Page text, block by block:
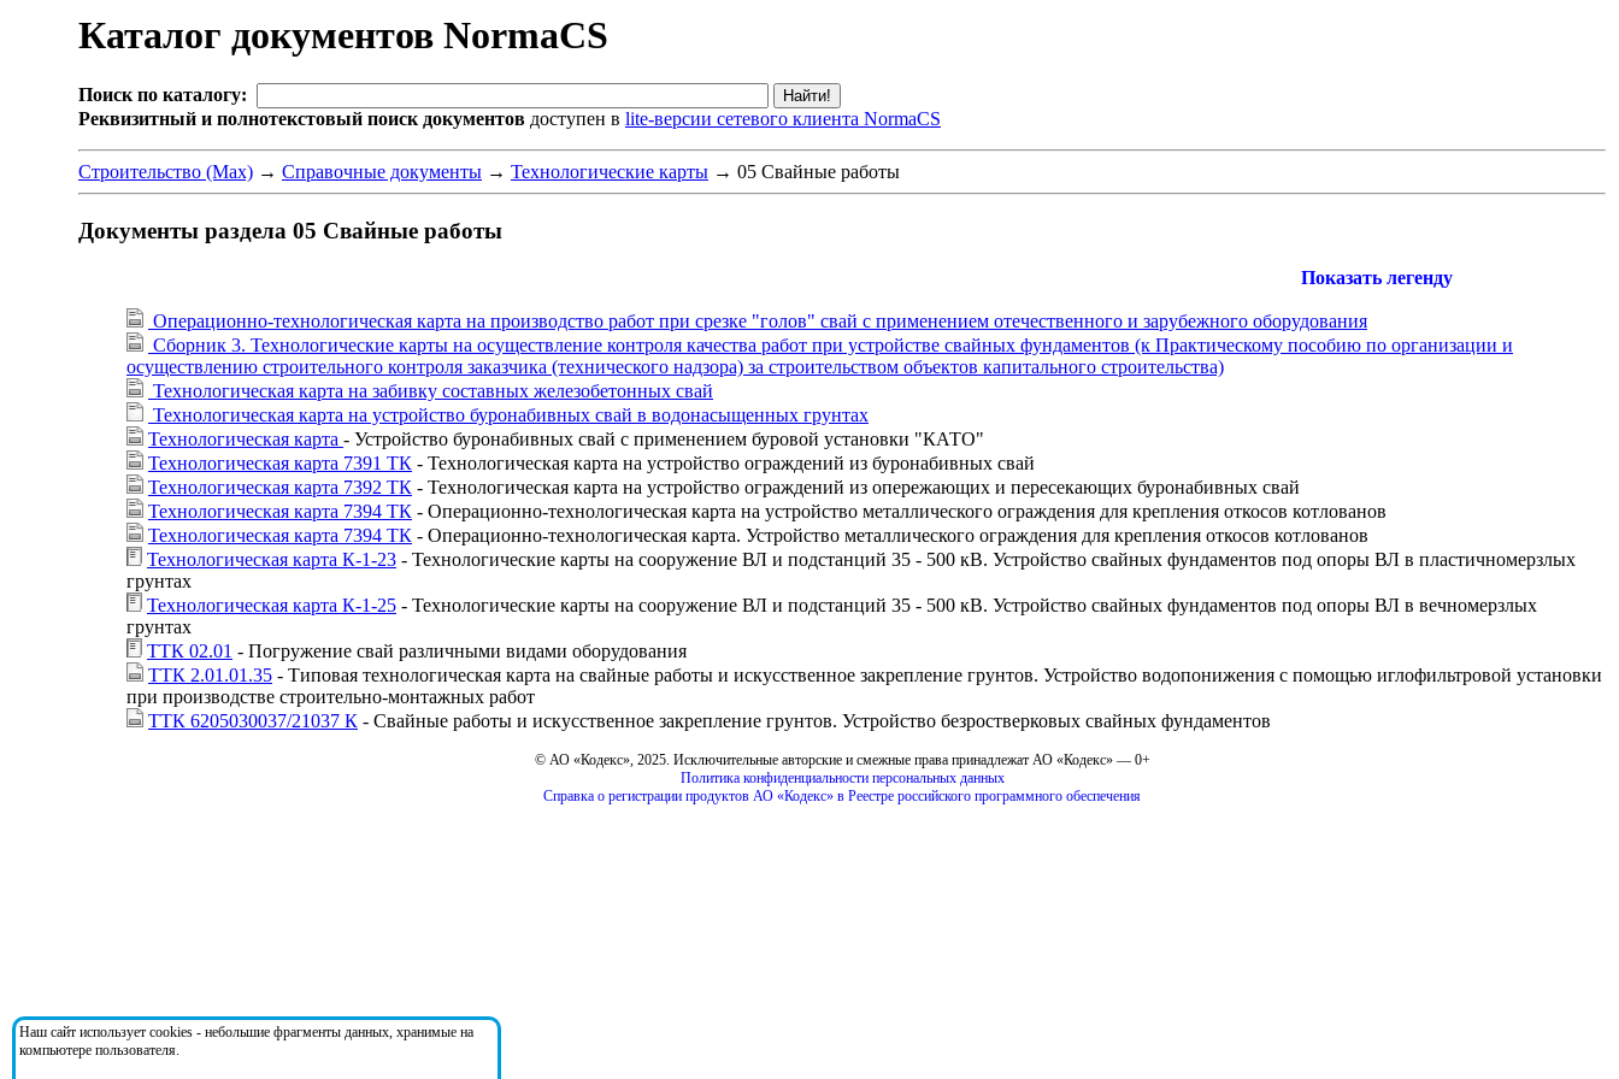
Каталог документов NormaCS
Поиск по каталогу:
Реквизитный и полнотекстовый поиск документов доступен в lite-версии сетевого клиента NormaCS
Строительство (Max) → Справочные документы → Технологические карты → 05 Свайные работы
Документы раздела 05 Свайные работы
Показать легенду
Операционно-технологическая карта на производство работ при срезке "голов" свай с применением отечественного и зарубежного оборудования
Сборник 3. Технологические карты на осуществление контроля качества работ при устройстве свайных фундаментов (к Практическому пособию по организации и
осуществлению строительного контроля заказчика (технического надзора) за строительством объектов капитального строительства)
Технологическая карта на забивку составных железобетонных свай
Технологическая карта на устройство буронабивных свай в водонасыщенных грунтах
Технологическая карта - Устройство буронабивных свай с применением буровой установки "КАТО"
Технологическая карта 7391 ТК - Технологическая карта на устройство ограждений из буронабивных свай
Технологическая карта 7392 ТК - Технологическая карта на устройство ограждений из опережающих и пересекающих буронабивных свай
Технологическая карта 7394 ТК - Операционно-технологическая карта на устройство металлического ограждения для крепления откосов котлованов
Технологическая карта 7394 ТК - Операционно-технологическая карта. Устройство металлического ограждения для крепления откосов котлованов
Технологическая карта К-1-23 - Технологические карты на сооружение ВЛ и подстанций 35 - 500 кВ. Устройство свайных фундаментов под опоры ВЛ в пластичномерзлых
грунтах
Технологическая карта К-1-25 - Технологические карты на сооружение ВЛ и подстанций 35 - 500 кВ. Устройство свайных фундаментов под опоры ВЛ в вечномерзлых
грунтах
ТТК 02.01 - Погружение свай различными видами оборудования
ТТК 2.01.01.35 - Типовая технологическая карта на свайные работы и искусственное закрепление грунтов. Устройство водопонижения с помощью иглофильтровой установки
при производстве строительно-монтажных работ
ТТК 6205030037/21037 К - Свайные работы и искусственное закрепление грунтов. Устройство безростверковых свайных фундаментов
© АО «Кодекс», 2025. Исключительные авторские и смежные права принадлежат АО «Кодекс» — 0+
Политика конфиденциальности персональных данных
Справка о регистрации продуктов АО «Кодекс» в Реестре российского программного обеспечения
Наш сайт использует cookies - небольшие фрагменты данных, хранимые на
компьютере пользователя.